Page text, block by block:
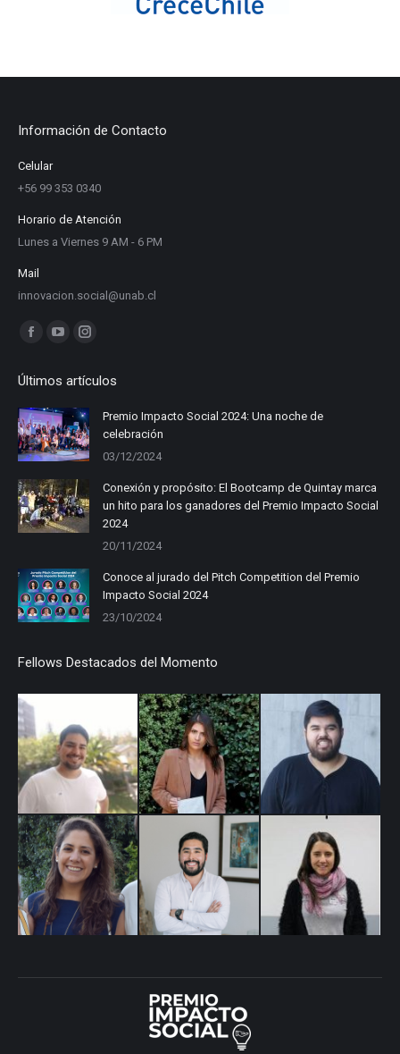
Información de Contacto
Celular
+56 99 353 0340
Horario de Atención
Lunes a Viernes 9 AM - 6 PM
Mail
innovacion.social@unab.cl
Find us on:
Facebook
opens
in
new
window
YouTube
opens
in
new
window
Instagram
opens
in
new
window
Últimos artículos
Premio Impacto Social 2024: Una noche de
celebración
03/12/2024
Conexión y propósito: El Bootcamp de Quintay marca
un hito para los ganadores del Premio Impacto Social
2024
20/11/2024
Conoce al jurado del Pitch Competition del Premio
Impacto Social 2024
23/10/2024
Fellows Destacados del Momento